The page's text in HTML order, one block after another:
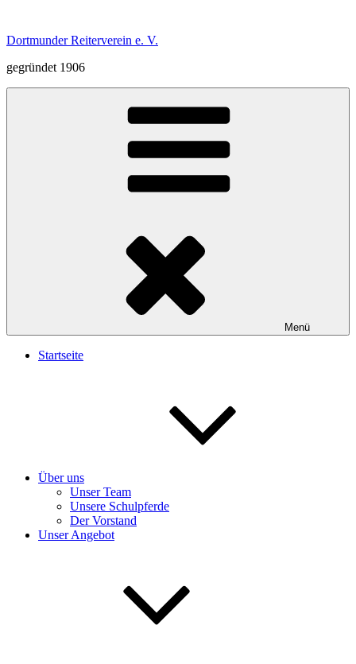
springen
Dortmunder Reiterverein e. V.
gegründet 1906
Menü
Startseite
Über uns
Unser Team
Unsere Schulpferde
Der Vorstand
Unser Angebot